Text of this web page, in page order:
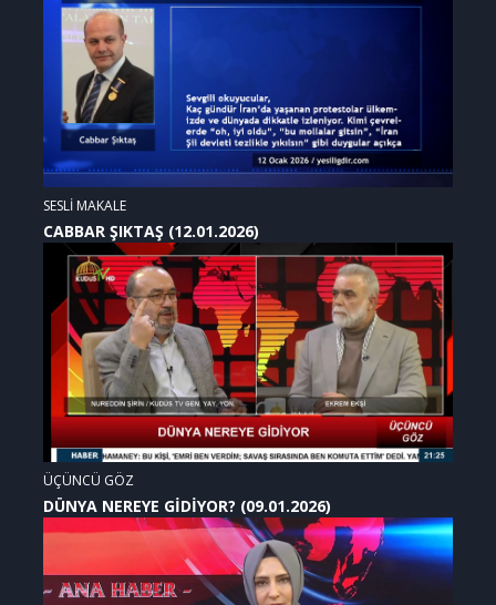
SESLİ MAKALE
CABBAR ŞIKTAŞ (12.01.2026)
ÜÇÜNCÜ GÖZ
DÜNYA NEREYE GİDİYOR? (09.01.2026)